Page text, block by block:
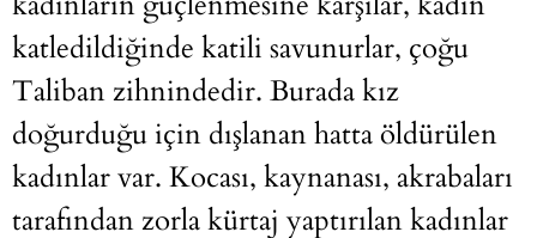
katledildiğinde katili savunurlar, çoğu
Taliban zihnindedir. Burada kız
doğurduğu için dışlanan hatta öldürülen
kadınlar var. Kocası, kaynanası, akrabaları
tarafından zorla kürtaj yaptırılan kadınlar